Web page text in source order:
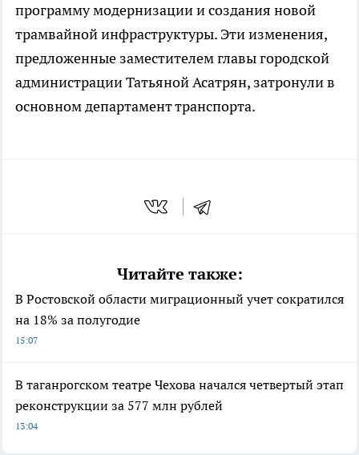
программу модернизации и создания новой
трамвайной инфраструктуры. Эти изменения,
предложенные заместителем главы городской
администрации Татьяной Асатрян, затронули в
основном департамент транспорта.
Читайте также:
В Ростовской области миграционный учет сократился
на 18% за полугодие
15:07
В таганрогском театре Чехова начался четвертый этап
реконструкции за 577 млн рублей
13:04